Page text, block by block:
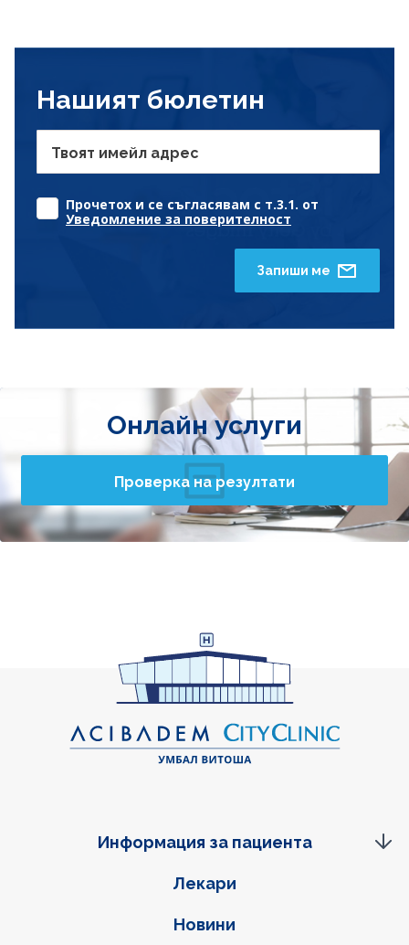
Нашият бюлетин
Твоят имейл адрес
Прочетох и се съгласявам с т.3.1. от
Уведомление за поверителност
Запиши ме
Онлайн услуги
Проверка на резултати
Фуутер навигация
Лекари
Новини
Информация за пациента